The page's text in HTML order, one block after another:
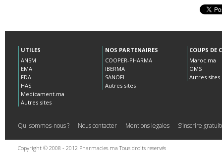
UTILES
ANSM
EMA
FDA
HAS
Medicament.ma
Autres sites
NOS PARTENAIRES
COOPER-PHARMA
IBERMA
SANOFI
Autres sites
COUPS DE
Maroc.ma
OMS
Autres sites
Qui sommes-nous ? Nous contacter Mentions legales S’inscrire
Copyright © 2008 - 2012 Pharmacies.ma Tous droits reservés